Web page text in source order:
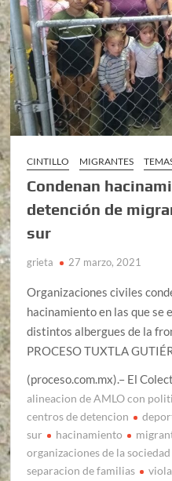
CINTILLO MIGRANTES
Condenan
detención de
sur
grieta 27 marzo, 2021
Organizaciones civiles
hacinamiento en las que se
distintos albergues de la
PROCESO TUXTLA
(proceso.com.mx).– El
alineacion de AMLO con
centros de detencion
sur
hacinamiento
organizaciones de la
separacion de familias